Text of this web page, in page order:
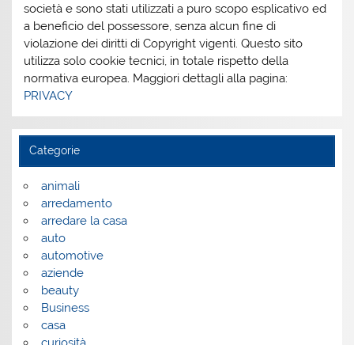
società e sono stati utilizzati a puro scopo esplicativo ed
a beneficio del possessore, senza alcun fine di
violazione dei diritti di Copyright vigenti. Questo sito
utilizza solo cookie tecnici, in totale rispetto della
normativa europea. Maggiori dettagli alla pagina:
PRIVACY
Categorie
animali
arredamento
arredare la casa
auto
automotive
aziende
beauty
Business
casa